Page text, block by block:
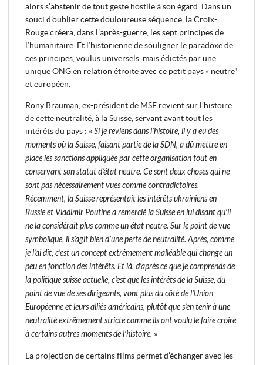
alors s’abstenir de tout geste hostile à son égard. Dans un
souci d’oublier cette douloureuse séquence, la Croix-
Rouge créera, dans l’après-guerre, les sept principes de
l’humanitaire. Et l’historienne de souligner le paradoxe de
ces principes, voulus universels, mais édictés par une
unique ONG en relation étroite avec ce petit pays « neutre"
et européen.
Rony Brauman, ex-président de MSF revient sur l’histoire
de cette neutralité, à la Suisse, servant avant tout les
intérêts du pays : «Si je reviens dans l’histoire, il y a eu des
moments où la Suisse, faisant partie de la SDN, a dû mettre en
place les sanctions appliquée par cette organisation tout en
conservant son statut d’état neutre. Ce sont deux choses qui ne
sont pas nécessairement vues comme contradictoires.
Récemment, la Suisse représentait les intérêts ukrainiens en
Russie et Vladimir Poutine a remercié la Suisse en lui disant qu’il
ne la considérait plus comme un état neutre. Sur le point de vue
symbolique, il s’agit bien d’une perte de neutralité. Après, comme
je l’ai dit, c'est un concept extrêmement malléable qui change un
peu en fonction des intérêts. Et là, d’après ce que je comprends de
la politique suisse actuelle, c'est que les intérêts de la Suisse, du
point de vue de ses dirigeants, vont plus du côté de l’Union
Européenne et leurs alliés américains, plutôt que s’en tenir à une
neutralité extrêmement stricte comme ils ont voulu le faire croire
à certains autres moments de l’histoire. »
La projection de certains films permet d’échanger avec les